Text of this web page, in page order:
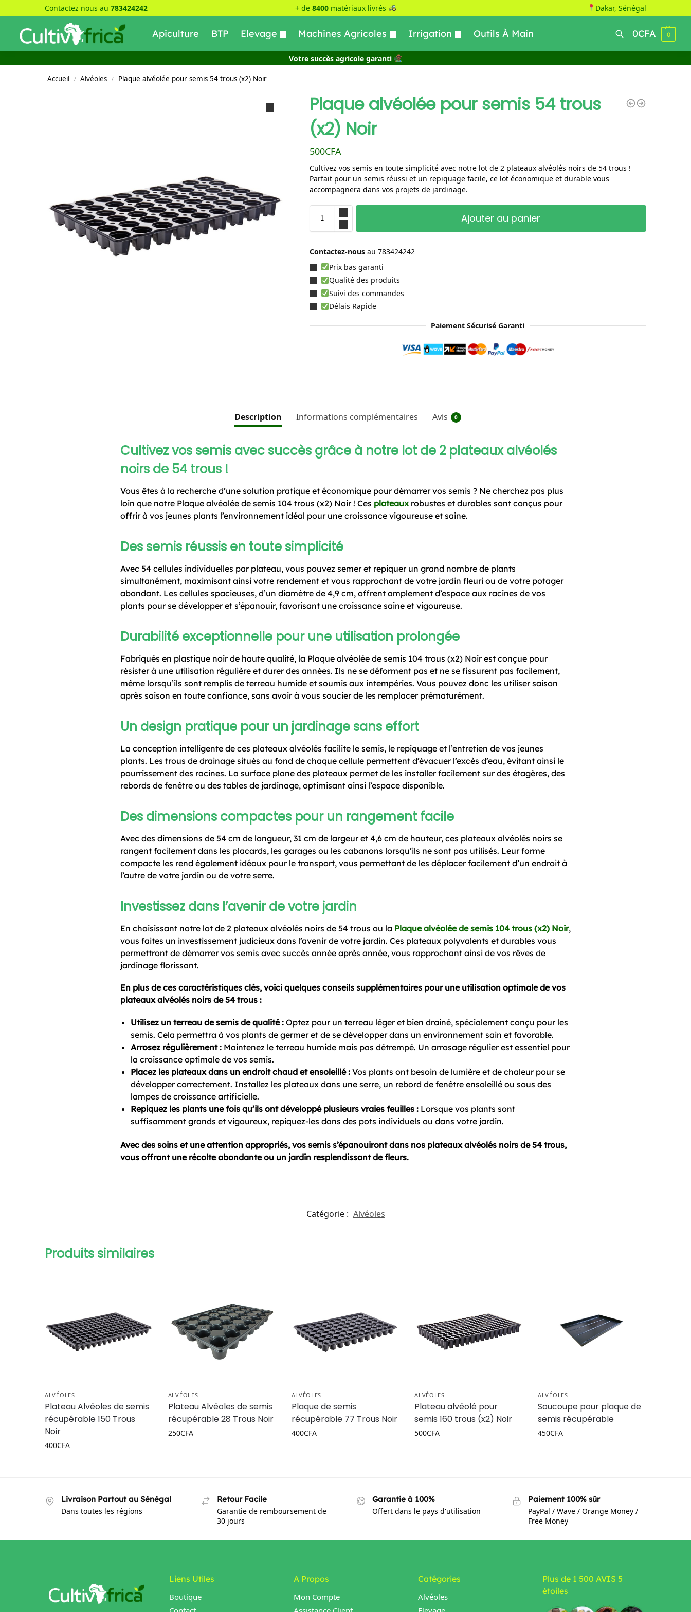
Contactez nous au 783424242 + de 8400matériaux livrés Dakar, Sénégal
Apiculture BTP Elevage Machines Agricoles Irrigation Outils À Main
Recherche
Recherche
0CFA 0
Votre succès agricole garanti
Accueil / Alvéoles / Plaque alvéolée pour semis 54 trous (x2) Noir
Plaque alvéolée pour semis 54 trous
(x2) Noir
500CFA
Cultivez vos semis en toute simplicité avec notre lot de 2 plateaux alvéolés noirs de 54 trous !
Parfait pour un semis réussi et un repiquage facile, ce lot économique et durable vous
accompagnera dans vos projets de jardinage.
Ajouter au panier
Contactez-nous au 783424242
Prix bas garanti
Qualité des produits
Suivi des commandes
Délais Rapide
Paiement Sécurisé Garanti
Description Informations complémentaires Avis 0
Cultivez vos semis avec succès grâce à notre lot de 2 plateaux alvéolés
noirs de 54 trous !
Vous êtes à la recherche d’une solution pratique et économique pour démarrer vos semis ? Ne cherchez pas plus
loin que notre Plaque alvéolée de semis 104 trous (x2) Noir ! Ces plateauxrobustes et durables sont conçus pour
offrir à vos jeunes plants l’environnement idéal pour une croissance vigoureuse et saine.
Des semis réussis en toute simplicité
Avec 54 cellules individuelles par plateau, vous pouvez semer et repiquer un grand nombre de plants
simultanément, maximisant ainsi votre rendement et vous rapprochant de votre jardin fleuri ou de votre potager
abondant. Les cellules spacieuses, d’un diamètre de 4,9 cm, offrent amplement d’espace aux racines de vos
plants pour se développer et s’épanouir, favorisant une croissance saine et vigoureuse.
Durabilité exceptionnelle pour une utilisation prolongée
Fabriqués en plastique noir de haute qualité, la Plaque alvéolée de semis 104 trous (x2) Noir est conçue pour
résister à une utilisation régulière et durer des années. Ils ne se déforment pas et ne se fissurent pas facilement,
même lorsqu’ils sont remplis de terreau humide et soumis aux intempéries. Vous pouvez donc les utiliser saison
après saison en toute confiance, sans avoir à vous soucier de les remplacer prématurément.
Un design pratique pour un jardinage sans effort
La conception intelligente de ces plateaux alvéolés facilite le semis, le repiquage et l’entretien de vos jeunes
plants. Les trous de drainage situés au fond de chaque cellule permettent d’évacuer l’excès d’eau, évitant ainsi le
pourrissement des racines. La surface plane des plateaux permet de les installer facilement sur des étagères, des
rebords de fenêtre ou des tables de jardinage, optimisant ainsi l’espace disponible.
Des dimensions compactes pour un rangement facile
Avec des dimensions de 54 cm de longueur, 31 cm de largeur et 4,6 cm de hauteur, ces plateaux alvéolés noirs se
rangent facilement dans les placards, les garages ou les cabanons lorsqu’ils ne sont pas utilisés. Leur forme
compacte les rend également idéaux pour le transport, vous permettant de les déplacer facilement d’un endroit à
l’autre de votre jardin ou de votre serre.
Investissez dans l’avenir de votre jardin
En choisissant notre lot de 2 plateaux alvéolés noirs de 54 trous ou la Plaque alvéolée de semis 104 trous (x2) Noir,
vous faites un investissement judicieux dans l’avenir de votre jardin. Ces plateaux polyvalents et durables vous
permettront de démarrer vos semis avec succès année après année, vous rapprochant ainsi de vos rêves de
jardinage florissant.
En plus de ces caractéristiques clés, voici quelques conseils supplémentaires pour une utilisation optimale de vos
plateaux alvéolés noirs de 54 trous :
Utilisez un terreau de semis de qualité :Optez pour un terreau léger et bien drainé, spécialement conçu pour les
semis. Cela permettra à vos plants de germer et de se développer dans un environnement sain et favorable.
Arrosez régulièrement :Maintenez le terreau humide mais pas détrempé. Un arrosage régulier est essentiel pour
la croissance optimale de vos semis.
Placez les plateaux dans un endroit chaud et ensoleillé :Vos plants ont besoin de lumière et de chaleur pour se
développer correctement. Installez les plateaux dans une serre, un rebord de fenêtre ensoleillé ou sous des
lampes de croissance artificielle.
Repiquez les plants une fois qu’ils ont développé plusieurs vraies feuilles :Lorsque vos plants sont
suffisamment grands et vigoureux, repiquez-les dans des pots individuels ou dans votre jardin.
Avec des soins et une attention appropriés, vos semis s’épanouiront dans nos plateaux alvéolés noirs de 54 trous,
vous offrant une récolte abondante ou un jardin resplendissant de fleurs.
Catégorie : Alvéoles
Produits similaires
ALVÉOLES
Plateau Alvéoles de semis
récupérable 150 Trous
Noir
400CFA
ALVÉOLES
Plateau Alvéoles de semis
récupérable 28 Trous Noir
250CFA
ALVÉOLES
Plaque de semis
récupérable 77 Trous Noir
400CFA
ALVÉOLES
Plateau alvéolé pour
semis 160 trous (x2) Noir
500CFA
ALVÉOLES
Soucoupe pour plaque de
semis récupérable
450CFA
Livraison Partout au Sénégal
Dans toutes les régions
Retour Facile
Garantie de remboursement de
30 jours
Garantie à 100%
Offert dans le pays d'utilisation
Paiement 100% sûr
PayPal / Wave / Orange Money /
Free Money
Liens Utiles
Boutique
A Propos
Mon Compte
Catégories
Alvéoles
Plus de 1 500 AVIS 5
étoiles